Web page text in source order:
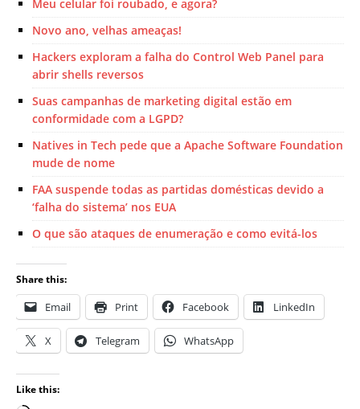
Meu celular foi roubado, e agora?
Novo ano, velhas ameaças!
Hackers exploram a falha do Control Web Panel para
abrir shells reversos
Suas campanhas de marketing digital estão em
conformidade com a LGPD?
Natives in Tech pede que a Apache Software Foundation
mude de nome
FAA suspende todas as partidas domésticas devido a
‘falha do sistema’ nos EUA
O que são ataques de enumeração e como evitá-los
Share this:
Email Print Facebook LinkedIn
X Telegram WhatsApp
Like this: